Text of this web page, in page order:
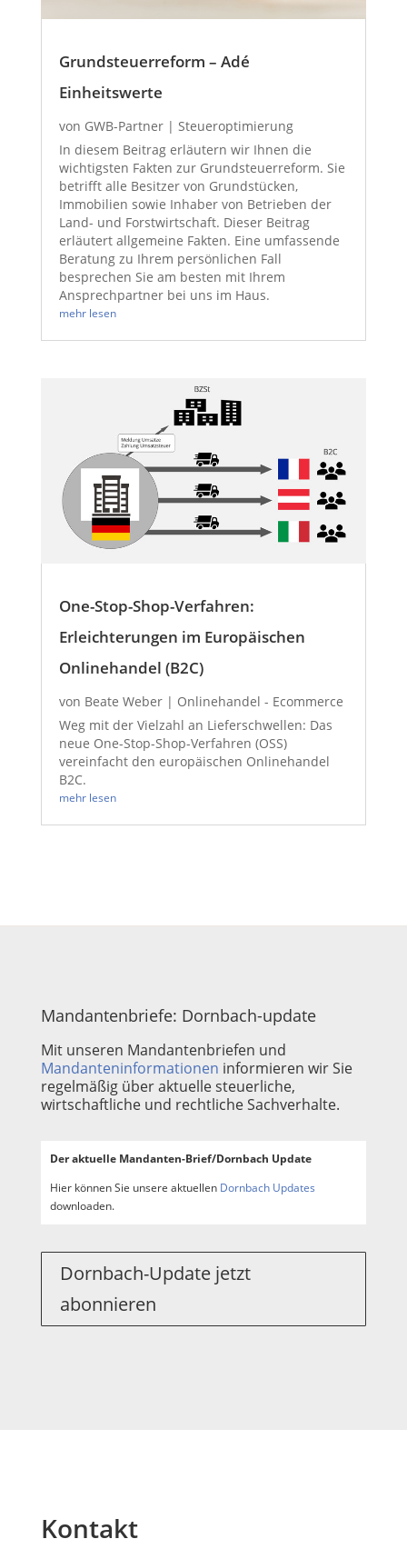
Grundsteuerreform – Adé
Einheitswerte
von GWB-Partner| Steueroptimierung
In diesem Beitrag erläutern wir Ihnen die
wichtigsten Fakten zur Grundsteuerreform. Sie
betrifft alle Besitzer von Grundstücken,
Immobilien sowie Inhaber von Betrieben der
Land- und Forstwirtschaft. Dieser Beitrag
erläutert allgemeine Fakten. Eine umfassende
Beratung zu Ihrem persönlichen Fall
besprechen Sie am besten mit Ihrem
Ansprechpartner bei uns im Haus.
mehr lesen
One-Stop-Shop-Verfahren:
Erleichterungen im Europäischen
Onlinehandel (B2C)
von Beate Weber| Onlinehandel - Ecommerce
Weg mit der Vielzahl an Lieferschwellen: Das
neue One-Stop-Shop-Verfahren (OSS)
vereinfacht den europäischen Onlinehandel
B2C.
mehr lesen
Mandantenbriefe: Dornbach-update
Mit unseren Mandantenbriefen und
Mandanteninformationen informieren wir Sie
regelmäßig über aktuelle steuerliche,
wirtschaftliche und rechtliche Sachverhalte.
Der aktuelle Mandanten-Brief/Dornbach Update
Hier können Sie unsere aktuellen Dornbach Updates
downloaden.
Dornbach-Update jetzt
abonnieren
Kontakt